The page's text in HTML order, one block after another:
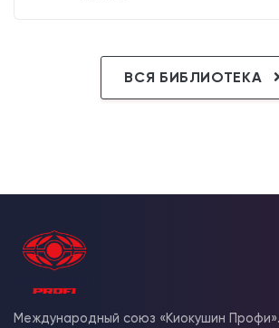
ВСЯ БИБЛИОТЕКА
Международный союз «Киокушин